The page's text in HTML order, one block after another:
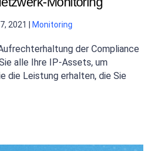
2021 Monitoring
der Compliance
alle Ihre IP-Assets, um
die Leistung erhalten, die Sie